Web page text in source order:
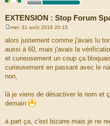
EXTENSION : Stop Forum
s
s
g
e
mer. 31 août 2016 20:15
alors justement comme j'avais lu
aussi à 60, mais j'avais la
et curieusement un coup ça
curieusement en passant avec le
non,
là je viens de désactiver le nom et
demain
à part ça, c'est bizarre mais je ne